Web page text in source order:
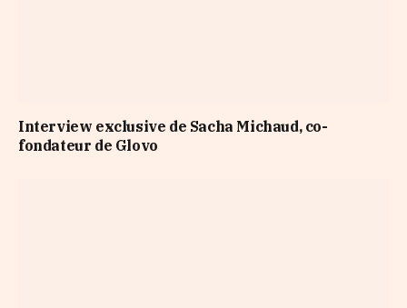
Interview exclusive de Sacha Michaud, co-
fondateur de Glovo